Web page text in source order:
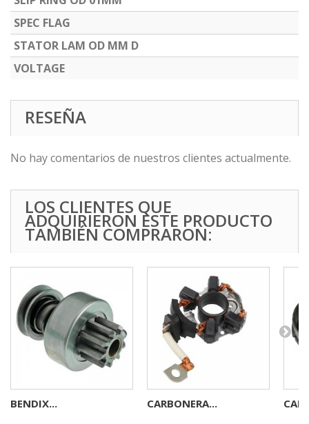
SPEC FLAG
STATOR LAM OD MM D
VOLTAGE
RESEÑA
No hay comentarios de nuestros clientes actualmente.
LOS CLIENTES QUE
ADQUIRIERON ESTE PRODUCTO
TAMBIÉN COMPRARON:
BENDIX... CARBONERA...